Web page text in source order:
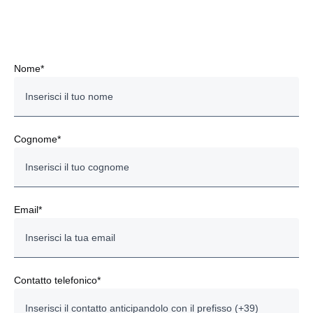
cristalli e infortuni del conducente.
GESTIONE AMMINISTRATIVA: TUTTO
PIÙ SEMPLICE
Premi assicurativi certi e prestabiliti per escludere
mensile in caso di Leasing oppure con frazionamenti
legata al Leasing. Costo delle riparazioni rimborsato
interamente senza applicazione del degrado sui ricambi
previste per alcune componenti e per il caso di furto
Nome*
Cognome*
Email*
Contatto telefonico*